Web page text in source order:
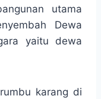
utama
Dewa
yaitu dewa
karang di